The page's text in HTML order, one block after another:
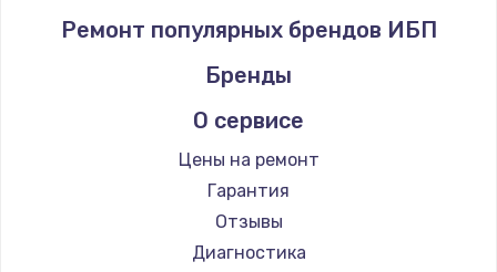
Ремонт популярных брендов ИБП
Бренды
О сервисе
Цены на ремонт
Гарантия
Отзывы
Диагностика